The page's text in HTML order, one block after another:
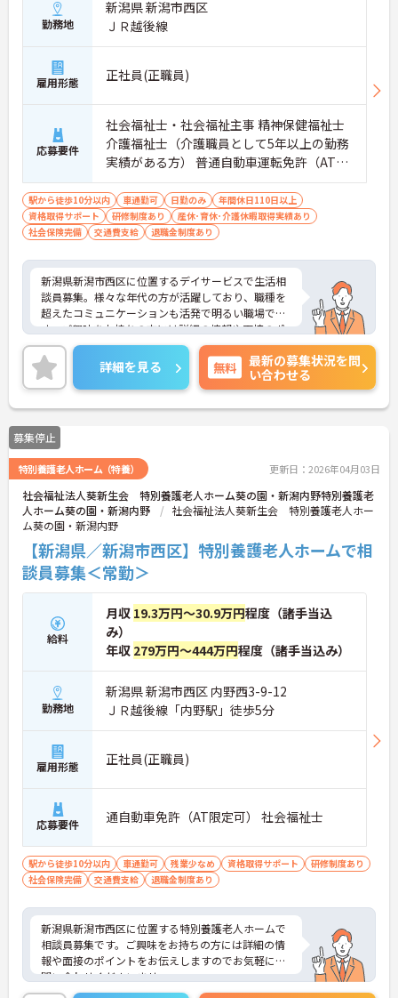
勤務地
新潟県 新潟市西区
ＪＲ越後線
雇用形態 正社員(正職員)
応募要件
社会福祉士・社会福祉主事 精神保健福祉士
介護福祉士（介護職員として5年以上の勤務
実績がある方） 普通自動車運転免許（AT限
定可能）
駅から徒歩10分以内 車通勤可 日勤のみ
年間休日110日以上
資格取得サポート
研修制度あり
産休･育休･介護休暇取得実績あり
社会保険完備
交通費支給 退職金制度あり
新潟県新潟市西区に位置するデイサービスで生活相
談員募集。様々な年代の方が活躍しており、職種を
超えたコミュニケーションも活発で明るい職場で
す。ご興味をお持ちの方には詳細の情報や面接のポ
イントをお伝えしますのでお気軽にお問い合わせく
ださいませ。詳細を見る 無料
最新の募集状況を問
い合わせる
募集停止
特別養護老人ホーム（特養） 更新日：2026年04月03日
社会福祉法人葵新生会 特別養護老人ホーム葵の園・新潟内野特別養護老
人ホーム葵の園・新潟内野
社会福祉法人葵新生会 特別養護老人ホー
ム葵の園・新潟内野
【新潟県／新潟市西区】特別養護老人ホームで相
談員募集＜常勤＞
給料
月収 19.3万円～30.9万円程度（諸手当込
み）
年収 279万円～444万円程度（諸手当込み）
勤務地
新潟県 新潟市西区 内野西3-9-12
ＪＲ越後線「内野駅」徒歩5分
雇用形態 正社員(正職員)
応募要件 通自動車免許（AT限定可） 社会福祉士
駅から徒歩10分以内 車通勤可 残業少なめ 資格取得サポート
研修制度あり
社会保険完備
交通費支給 退職金制度あり
新潟県新潟市西区に位置する特別養護老人ホームで
相談員募集です。ご興味をお持ちの方には詳細の情
報や面接のポイントをお伝えしますのでお気軽にお
問い合わせくださいませ。